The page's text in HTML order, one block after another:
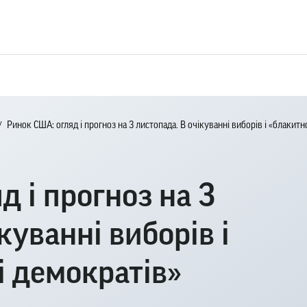
Ринок США: огляд і прогноз на 3 листопада. В очікуванні виборів і
і прогноз на 3
виборів і
демократів»